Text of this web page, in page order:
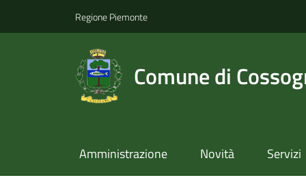
Regione Piemonte
Comune di
Amministrazione Novità Servizi